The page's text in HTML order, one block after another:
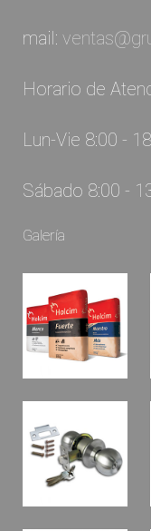
mail:
Horario de
Lun-Vie 8:00 -
Sábado 8:00 -
Galería